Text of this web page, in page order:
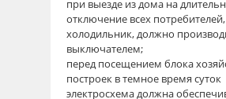
при выезде из дома на
отключение всех
холодильник, должно
выключателем;
перед посещением блока
построек в темное время суток
электросхема должна